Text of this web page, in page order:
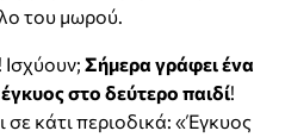
του μωρού.
Σήμερα γράφει ένα
έγκυος στο δεύτερο παιδί!
σε κάτι περιοδικά: «Έγκυος